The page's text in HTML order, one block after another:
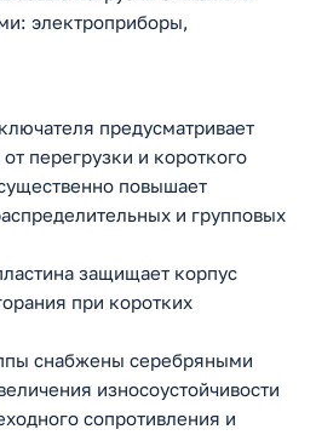
электроприборы,
предусматривает
перегрузки и короткого
повышает
и групповых
защищает корпус
при коротких
снабжены серебряными
износоустойчивости
сопротивления и